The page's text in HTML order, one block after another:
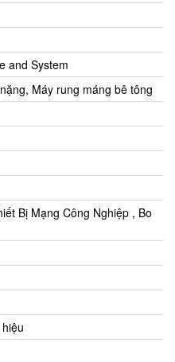
and System
Máy rung máng bê tông
Bị Mạng Công Nghiệp , Bo